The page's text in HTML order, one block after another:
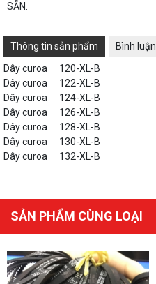
SẴN.
Thông tin sản phẩm
Bình luận
Dây curoa
120-XL-B
Dây curoa
122-XL-B
Dây curoa
124-XL-B
Dây curoa
126-XL-B
Dây curoa
128-XL-B
Dây curoa
130-XL-B
Dây curoa
132-XL-B
SẢN PHẨM CÙNG LOẠI